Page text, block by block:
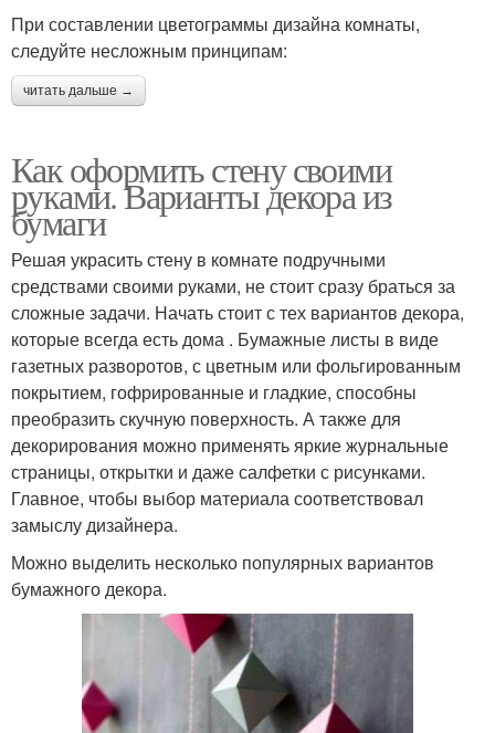
При составлении цветограммы дизайна комнаты,
следуйте несложным принципам:
читать дальше →
Как оформить стену своими
руками. Варианты декора из
бумаги
Решая украсить стену в комнате подручными
средствами своими руками, не стоит сразу браться за
сложные задачи. Начать стоит с тех вариантов декора,
которые всегда есть дома . Бумажные листы в виде
газетных разворотов, с цветным или фольгированным
покрытием, гофрированные и гладкие, способны
преобразить скучную поверхность. А также для
декорирования можно применять яркие журнальные
страницы, открытки и даже салфетки с рисунками.
Главное, чтобы выбор материала соответствовал
замыслу дизайнера.
Можно выделить несколько популярных вариантов
бумажного декора.